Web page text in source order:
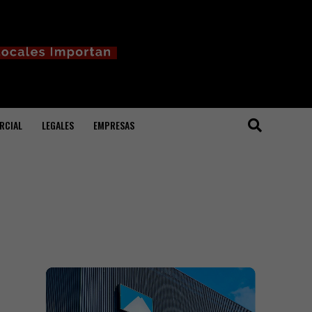
LEGALES EMPRESAS